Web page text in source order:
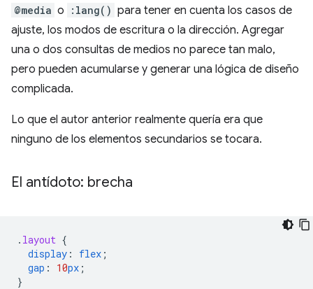
@media o :lang() para tener en cuenta los casos de
ajuste, los modos de escritura o la dirección. Agregar
una o dos consultas de medios no parece tan malo,
pero pueden acumularse y generar una lógica de diseño
complicada.
Lo que el autor anterior realmente quería era que
ninguno de los elementos secundarios se tocara.
El antídoto: brecha
. layout {
display : flex ;
gap : 10px ;
}